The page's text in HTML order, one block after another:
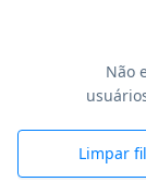
Não
Limpar